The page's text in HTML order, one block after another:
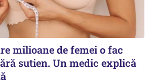
milioane de femei o fac
sutien. Un medic explică